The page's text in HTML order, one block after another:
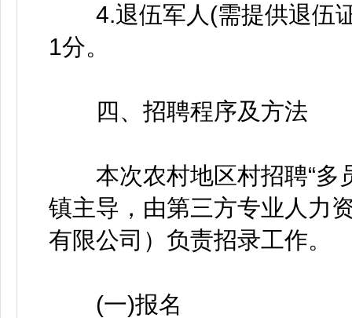
4.退伍军人(需提供退伍证
1分。
四、招聘程序及方法
本次农村地区村招聘“多
镇主导，由第三方专业人力
有限公司）负责招录工作。
(一)报名